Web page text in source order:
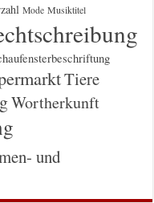
Mode Musiktitel
Tiere
Wortherkunft
und